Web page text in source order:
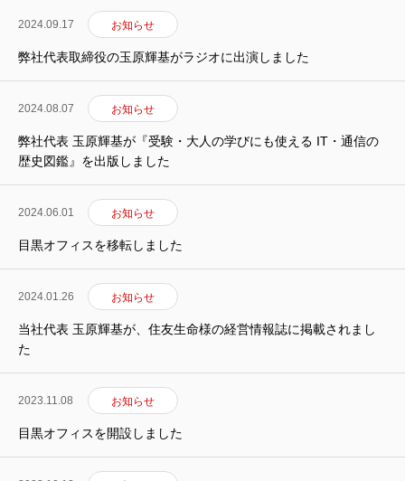
会社概要
採用情報
コラム
2024.09.17 お知らせ
弊社代表取締役の玉原輝基がラジオに出演しました
2024.08.07 お知らせ
弊社代表 玉原輝基が『受験・大人の学びにも使える IT・通信の
歴史図鑑』を出版しました
2024.06.01 お知らせ
目黒オフィスを移転しました
2024.01.26 お知らせ
当社代表 玉原輝基が、住友生命様の経営情報誌に掲載されまし
た
2023.11.08 お知らせ
目黒オフィスを開設しました